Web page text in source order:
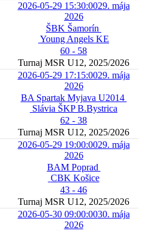
2026-05-29 15:30:0029. mája
2026
ŠBK Šamorín
Young Angels KE
60 - 58
Turnaj MSR U12, 2025/2026
2026-05-29 17:15:0029. mája
2026
BA Spartak Myjava U2014
Slávia ŠKP B.Bystrica
62 - 38
Turnaj MSR U12, 2025/2026
2026-05-29 19:00:0029. mája
2026
BAM Poprad
CBK Košice
43 - 46
Turnaj MSR U12, 2025/2026
2026-05-30 09:00:0030. mája
2026